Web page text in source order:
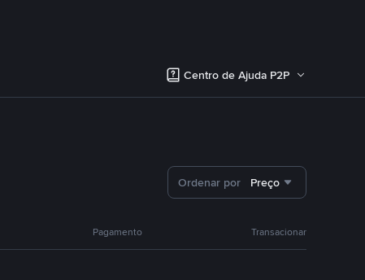
Centro de Ajuda P2P
Ordenar por Preço
Pagamento Transacionar